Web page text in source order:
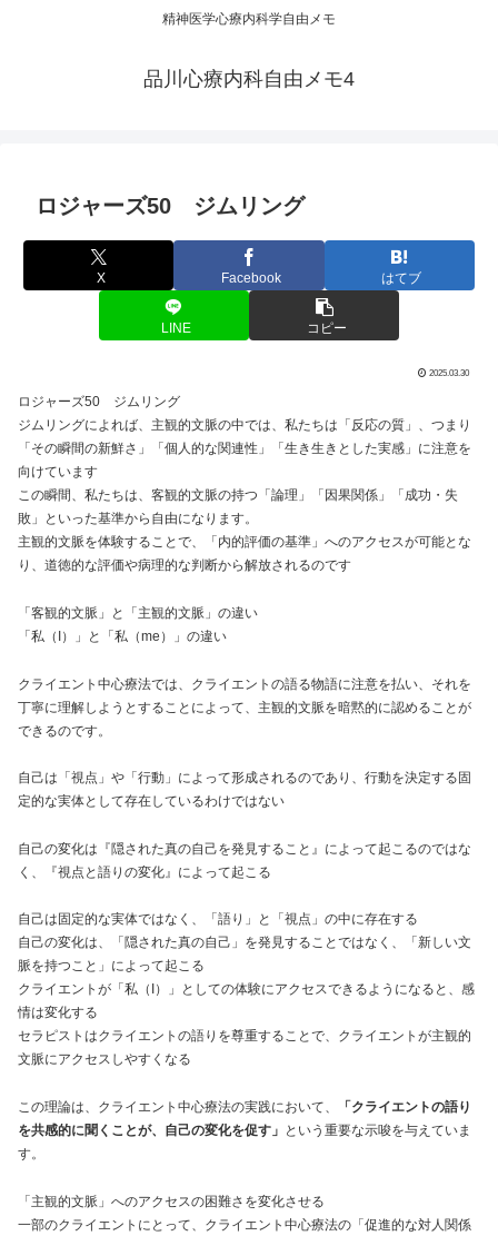
精神医学心療内科学自由メモ
品川心療内科自由メモ4
ロジャーズ50 ジムリング
X Facebook はてブ
LINE コピー
2025.03.30
ロジャーズ50 ジムリング
ジムリングによれば、主観的文脈の中では、私たちは「反応の質」、つまり
「その瞬間の新鮮さ」「個人的な関連性」「生き生きとした実感」に注意を
向けています
この瞬間、私たちは、客観的文脈の持つ「論理」「因果関係」「成功・失
敗」といった基準から自由になります。
主観的文脈を体験することで、「内的評価の基準」へのアクセスが可能とな
り、道徳的な評価や病理的な判断から解放されるのです
「客観的文脈」と「主観的文脈」の違い
「私（I）」と「私（me）」の違い
クライエント中心療法では、クライエントの語る物語に注意を払い、それを
丁寧に理解しようとすることによって、主観的文脈を暗黙的に認めることが
できるのです。
自己は「視点」や「行動」によって形成されるのであり、行動を決定する固
定的な実体として存在しているわけではない
自己の変化は『隠された真の自己を発見すること』によって起こるのではな
く、『視点と語りの変化』によって起こる
自己は固定的な実体ではなく、「語り」と「視点」の中に存在する
自己の変化は、「隠された真の自己」を発見することではなく、「新しい文
脈を持つこと」によって起こる
クライエントが「私（I）」としての体験にアクセスできるようになると、感
情は変化する
セラピストはクライエントの語りを尊重することで、クライエントが主観的
文脈にアクセスしやすくなる
この理論は、クライエント中心療法の実践において、
「クライエントの語り
を共感的に聞くことが、自己の変化を促す」 という重要な示唆を与えていま
す。
「主観的文脈」へのアクセスの困難さを変化させる
一部のクライエントにとって、クライエント中心療法の「促進的な対人関係